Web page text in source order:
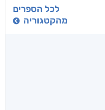
תרדמת
א. פ.